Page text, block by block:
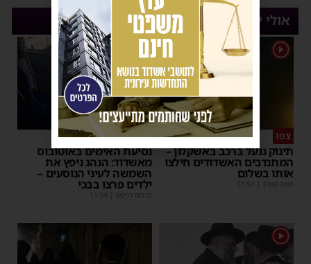
אולי יעניין אותך
1
צפו
תינוק ננעל ברכב באשקלון –
המתנדבים האשדודים חילצו
אותו בשלום
משה קאהן 11:53
1
איבוד עשתונות
נסיעת האימים באוטובוס
מאשדוד: הנהג ניפץ את
השמשה לעיני הנוסעים –
ילדים פרצו בבכי
מנחם דויטש 11:34
1
פרסומת